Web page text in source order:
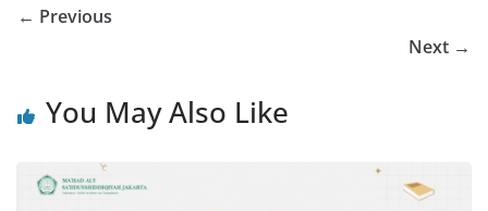
← Previous
Next →
You May Also Like